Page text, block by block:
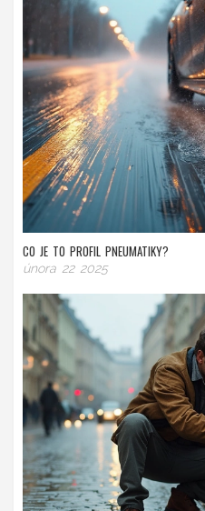
CO JE TO PROFIL PNEUMATIKY?
února 22 2025